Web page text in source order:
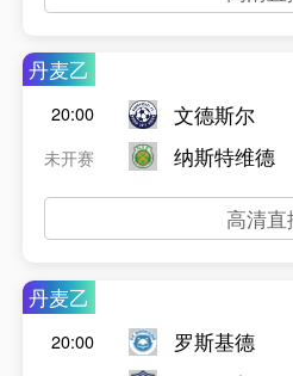
丹麦乙
20:00
未开赛
文德斯尔
纳斯特维德
高清直
丹麦乙
20:00
罗斯基德